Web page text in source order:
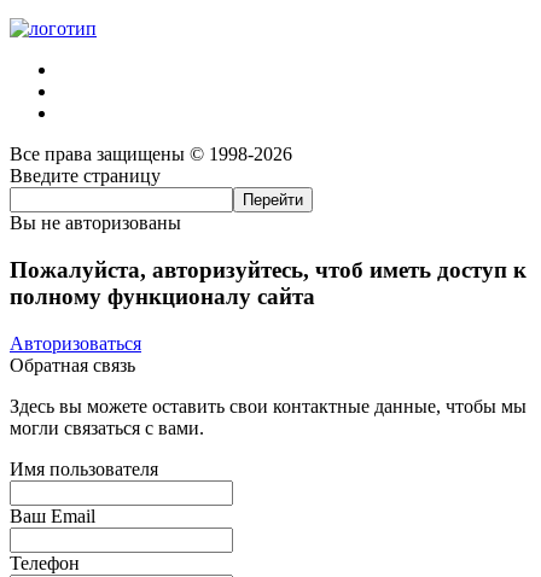
Все права защищены © 1998-2026
Введите страницу
Вы не авторизованы
Пожалуйста, авторизуйтесь, чтоб иметь доступ к
полному функционалу сайта
Авторизоваться
Обратная связь
Здесь вы можете оставить свои контактные данные, чтобы мы
могли связаться с вами.
Имя пользователя
Ваш Email
Телефон